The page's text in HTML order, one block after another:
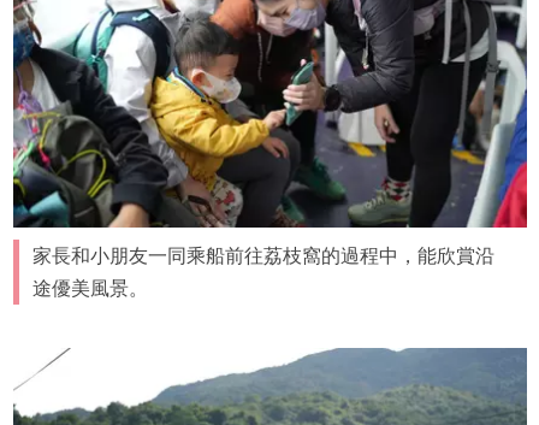
家長和小朋友一同乘船前往荔枝窩的過程中，能欣賞沿
途優美風景。